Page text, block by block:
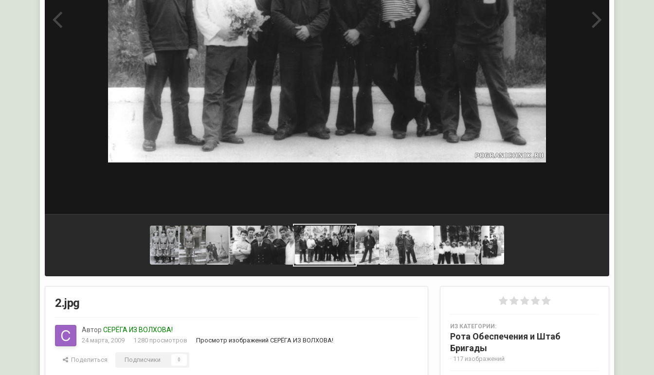
2.jpg
АвторСЕРЁГА ИЗ ВОЛХОВА!
24 марта, 2009 1 280 просмотров Просмотр изображений СЕРЁГА ИЗ ВОЛХОВА!
Поделиться Подписчики 0
ИЗ КАТЕГОРИИ:
Рота Обеспечения и Штаб
Бригады
· 117 изображений